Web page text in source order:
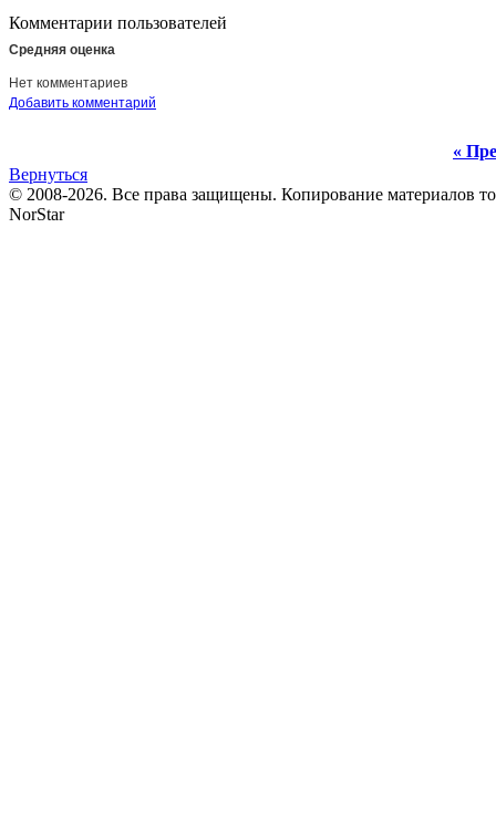
Комментарии пользователей
Средняя оценка
Нет комментариев
Добавить комментарий
«
Вернуться
© 2008-2026. Все права защищены. Копирование материалов
NorStar